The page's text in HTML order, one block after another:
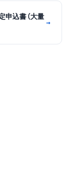
申込書（大量
→